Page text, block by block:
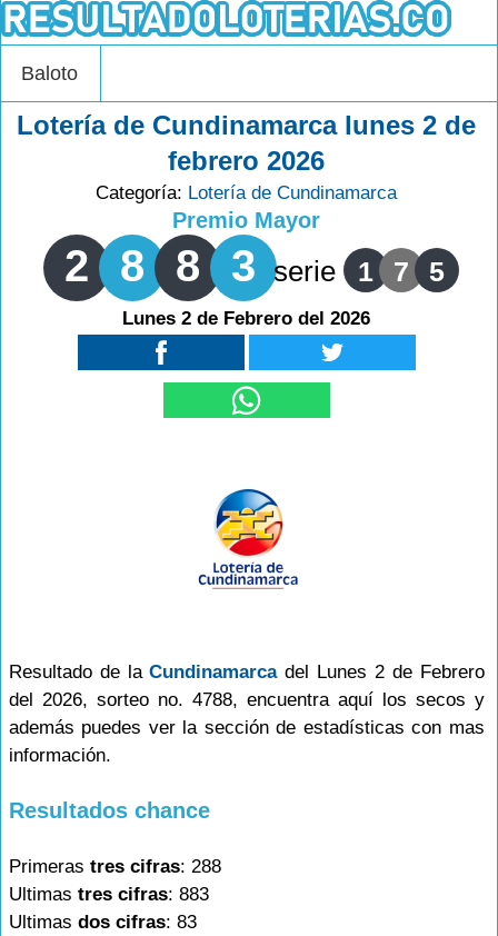
Baloto
Lotería de Cundinamarca lunes 2 de
febrero 2026
Categoría: Lotería de Cundinamarca
Premio Mayor
2 8 8 3 serie 1 7 5
Lunes 2 de Febrero del 2026
Resultado de laCundinamarcadel Lunes 2 de Febrero
del 2026, sorteo no. 4788, encuentra aquí los secos y
además puedes ver la sección de estadísticas con mas
información.
Resultados chance
Primeras tres cifras: 288
Ultimas tres cifras: 883
Ultimas dos cifras: 83